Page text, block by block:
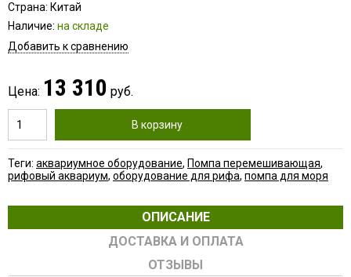
Страна: Китай
Наличие: на складе
Добавить к сравнению
Цена: 13 310 руб.
В корзину
Теги: аквариумное оборудование, Помпа перемешивающая,
рифовый аквариум, оборудование для рифа, помпа для моря
ОПИСАНИЕ
ДОСТАВКА И ОПЛАТА
ОТЗЫВЫ